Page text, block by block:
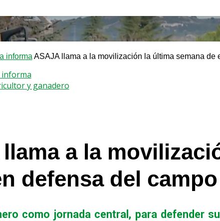
informa ASAJA llama a la movilización la última semana de
informa
y ganadero
a la
defensa del
como jornada central, para defender su